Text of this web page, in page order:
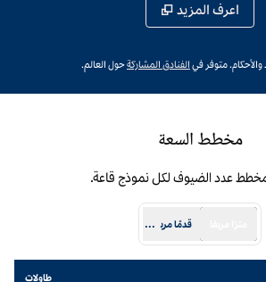
اعرف المزيد
متوفر في الفنادق المشاركة،يفتح علامة تبويب جديدة
حول العالم.
مخطط السعة
عدد الضيوف لكل نموذج قاعة.
قدمًا مربعًة
طاولات